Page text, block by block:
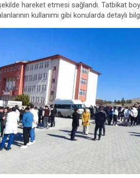
hareket etmesi sağlandı. Tatbikat
kullanımı gibi konularda detaylı